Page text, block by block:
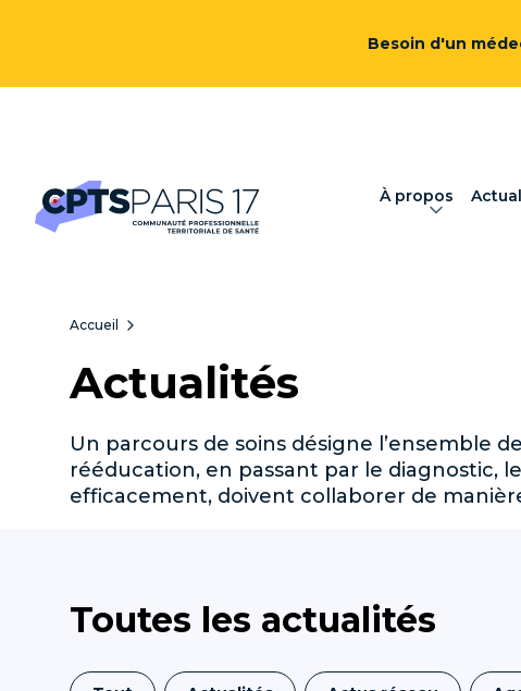
Besoin d'un
À propos
Accueil
Actualités
Un parcours de soins désigne l’ensemble
rééducation, en passant par le diagnostic,
efficacement, doivent collaborer de
Toutes les actualités